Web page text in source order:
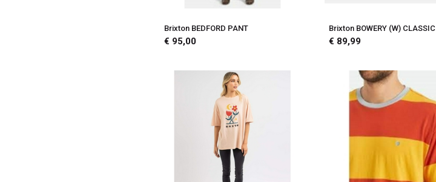
Brixton BEDFORD PANT
€ 95,00
Brixton BOWERY (W) CLASSIC
€ 89,99